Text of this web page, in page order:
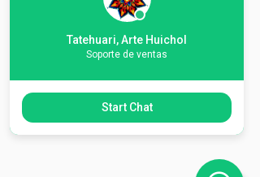
Tatehuari, Arte Huichol
Soporte de ventas
Start Chat